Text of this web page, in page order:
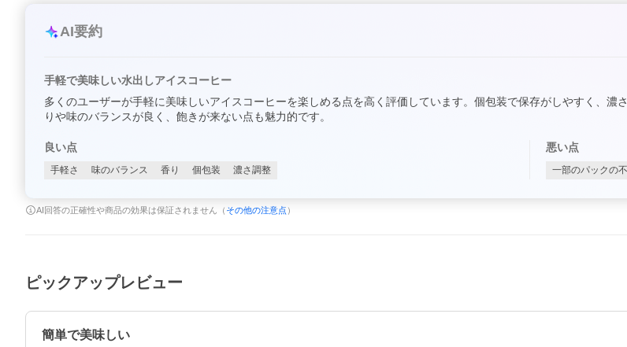
AI要約
手軽で美味しい水出しアイスコーヒー
多くのユーザーが手軽に美味しいアイスコーヒーを楽しめる点を高く評価しています。個包装で保存がしやすく、
りや味のバランスが良く、飽きが来ない点も魅力的です。
良い点
手軽さ 味のバランス 香り 個包装 濃さ調整
悪い点
一部のパックの
AI回答の正確性や商品の効果は保証されません（ その他の注意点 ）
ピックアップレビュー
簡単で美味しい